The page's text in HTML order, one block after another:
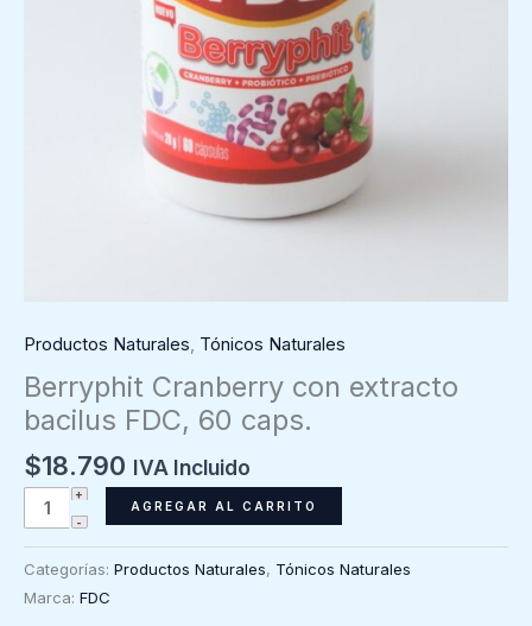
Productos Naturales, Tónicos Naturales
Berryphit Cranberry con extracto
bacilus FDC, 60 caps.
$18.790 IVA Incluido
Berryphit
Cranberry
extracto
AGREGAR AL CARRITO
Categorías: Productos Naturales, Tónicos Naturales
Marca: FDC